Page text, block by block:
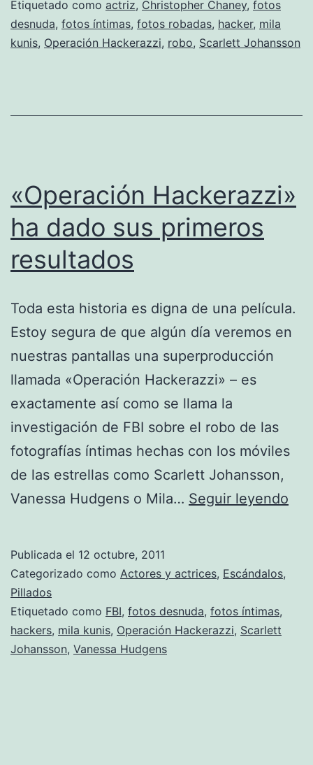
ladrón
de
las
Etiquetado como actriz, Christopher Chaney, fotos
desnuda, fotos íntimas, fotos robadas, hacker, mila
kunis, Operación Hackerazzi, robo, Scarlett Johansson
«Operación Hackerazzi»
ha dado sus primeros
resultados
Toda esta historia es digna de una película.
Estoy segura de que algún día veremos en
nuestras pantallas una superproducción
llamada «Operación Hackerazzi» – es
exactamente así como se llama la
investigación de FBI sobre el robo de las
fotografías íntimas hechas con los móviles
de las estrellas como Scarlett Johansson,
Vanessa Hudgens o Mila… Seguir leyendo
Publicada el 12 octubre, 2011
Categorizado como Actores y actrices, Escándalos,
Pillados
Etiquetado como FBI, fotos desnuda, fotos íntimas,
hackers, mila kunis, Operación Hackerazzi, Scarlett
Johansson, Vanessa Hudgens